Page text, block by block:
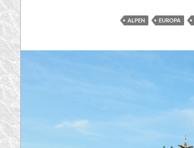
ALPEN EUROPA